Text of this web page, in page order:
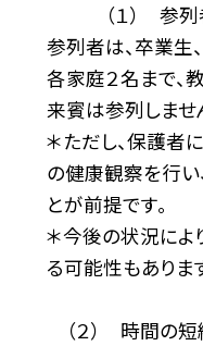
（１） 参列
参列者は、卒業生
各家庭２名まで、
来賓は参列しませ
＊ただし、保護者
の健康観察を行
とが前提です。
＊今後の状況によ
る可能性もありま
（２） 時間の短